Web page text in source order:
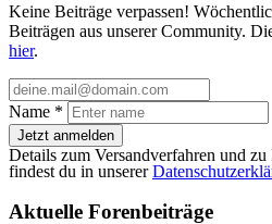
Keine Beiträge verpassen!
Beiträgen aus unserer Community.
hier.
Name *
Jetzt anmelden
Details zum Versandverfahren und
findest du in unserer
Aktuelle Forenbeiträge